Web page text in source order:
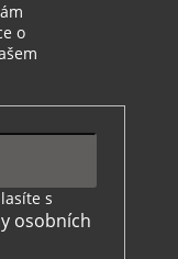
o
s
osobních